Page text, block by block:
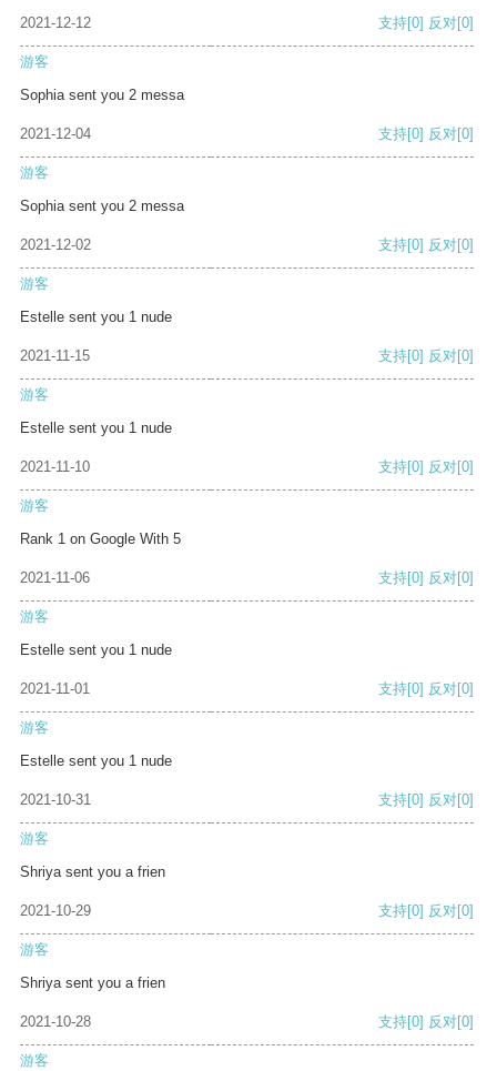
2021-12-12 支持[0] 反对[0]
游客
Sophia sent you 2 messa
2021-12-04 支持[0] 反对[0]
游客
Sophia sent you 2 messa
2021-12-02 支持[0] 反对[0]
游客
Estelle sent you 1 nude
2021-11-15 支持[0] 反对[0]
游客
Estelle sent you 1 nude
2021-11-10 支持[0] 反对[0]
游客
Rank 1 on Google With 5
2021-11-06 支持[0] 反对[0]
游客
Estelle sent you 1 nude
2021-11-01 支持[0] 反对[0]
游客
Estelle sent you 1 nude
2021-10-31 支持[0] 反对[0]
游客
Shriya sent you a frien
2021-10-29 支持[0] 反对[0]
游客
Shriya sent you a frien
2021-10-28 支持[0] 反对[0]
游客